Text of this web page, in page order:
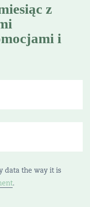
z
i
data the way it is
.